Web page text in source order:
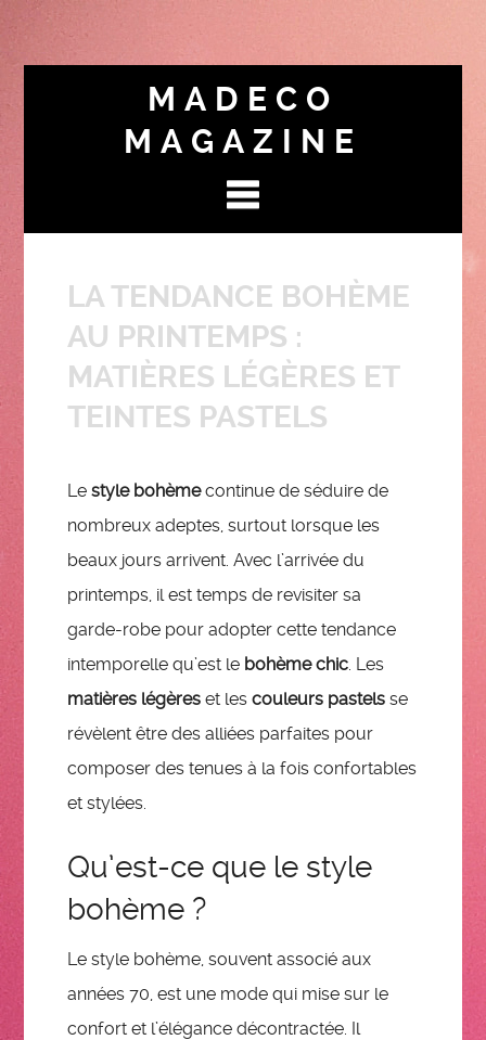
MADECO
MAGAZINE
LA TENDANCE BOHÈME
AU PRINTEMPS :
MATIÈRES LÉGÈRES ET
TEINTES PASTELS
Lestyle bohèmecontinue de séduire de
nombreux adeptes, surtout lorsque les
beaux jours arrivent. Avec l’arrivée du
printemps, il est temps de revisiter sa
garde-robe pour adopter cette tendance
intemporelle qu’est le bohème chic. Les
matières légères et lescouleurs pastels se
révèlent être des alliées parfaites pour
composer des tenues à la fois confortables
et stylées.
Qu’est-ce que le style
bohème ?
Le style bohème, souvent associé aux
années 70, est une mode qui mise sur le
confort et l’élégance décontractée. Il